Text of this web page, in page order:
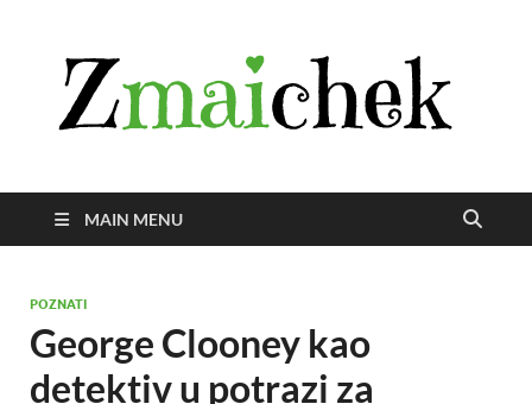
MAIN MENU
POZNATI
George Clooney kao
detektiv u potrazi za